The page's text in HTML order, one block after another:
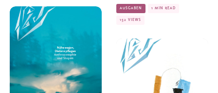
AUSGABEN 1 MIN READ
152 VIEWS